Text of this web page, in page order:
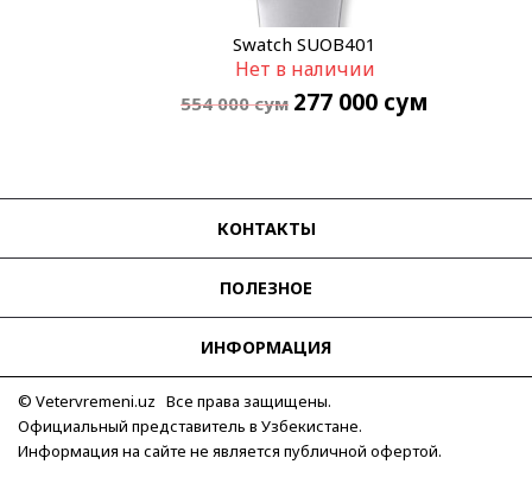
Swatch SUOB401
Нет в наличии
554 000сум 277 000 сум
КОНТАКТЫ
ПОЛЕЗНОЕ
ИНФОРМАЦИЯ
© Vetervremeni.uz Все права защищены.
Официальный представитель в Узбекистане.
Информация на сайте не является публичной офертой.